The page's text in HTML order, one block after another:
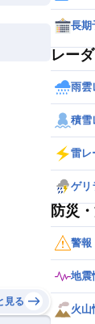
見る
長期
レー
雨雲
積雪
雷レ
ゲリ
防災
警報
地震
火山